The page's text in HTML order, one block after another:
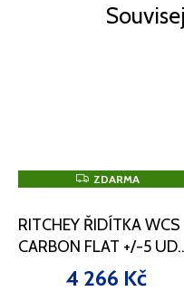
Z
D
R
M
A
ZDARMA
RITCHEY ŘIDÍTKA WCS
CARBON FLAT +/-5 UD
MATTE 710MM 9D
4 266 Kč